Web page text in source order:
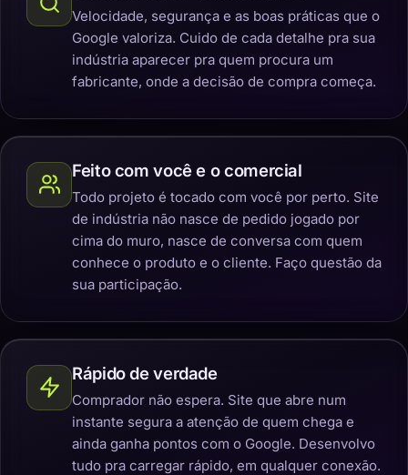
Velocidade, segurança e as boas práticas que o
Google valoriza. Cuido de cada detalhe pra sua
indústria aparecer pra quem procura um
fabricante, onde a decisão de compra começa.
Feito com você e o comercial
Todo projeto é tocado com você por perto. Site
de indústria não nasce de pedido jogado por
cima do muro, nasce de conversa com quem
conhece o produto e o cliente. Faço questão da
sua participação.
Rápido de verdade
Comprador não espera. Site que abre num
instante segura a atenção de quem chega e
ainda ganha pontos com o Google. Desenvolvo
tudo pra carregar rápido, em qualquer conexão.